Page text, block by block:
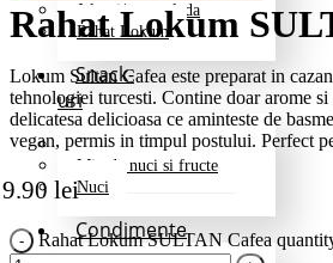
Jeleuri/marmelada
Rahat Lokum
Snack-
uri
Fructe deshidratate
Mix de nuci si fructe
Nuci
Condimente
Rahat Lokum
Lokum Sultan Cafea este preparat in
tehnologiei turcesti. Contine doar arome
delicatesa delicioasa ce aminteste de
vegan, permis in timpul postului. Perfect
9.90 lei
Rahat Lokum SULTAN Cafea